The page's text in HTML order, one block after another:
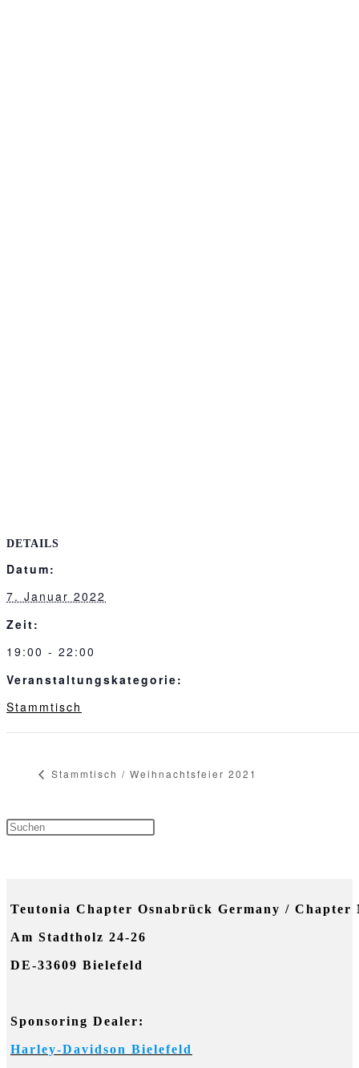
DETAILS
Datum:
7. Januar 2022
Zeit:
19:00 - 22:00
Veranstaltungskategorie:
Stammtisch
Stammtisch / Weihnachtsfeier 2021
close
Teutonia Chapter Osnabrück Germany / Chapter
Am Stadtholz 24-26
DE-33609 Bielefeld
Sponsoring Dealer:
Harley-Davidson Bielefeld